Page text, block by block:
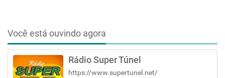
Você está ouvindo agora
Rádio Super Túnel
https://www.supertunel.net/